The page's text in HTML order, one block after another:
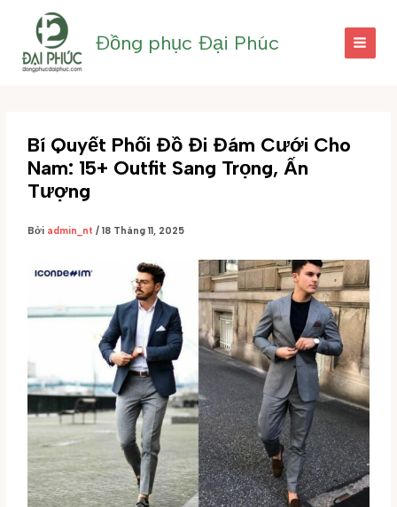
dung
Đồng phục Đại Phúc
Bí Quyết Phối Đồ Đi Đám Cưới Cho
Nam: 15+ Outfit Sang Trọng, Ấn
Tượng
Bởi admin_nt/18 Tháng 11, 2025